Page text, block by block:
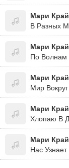
Мари
Мари
По Волнам
Мари
Мари
Хлопаю В
Мари
Нас